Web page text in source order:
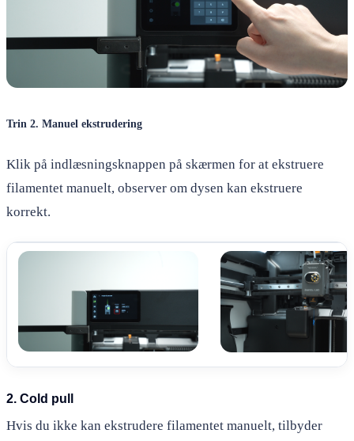
Trin 2. Manuel ekstrudering
Klik på indlæsningsknappen på skærmen for at ekstruere
filamentet manuelt, observer om dysen kan ekstruere
korrekt.
2. Cold pull
Hvis du ikke kan ekstrudere filamentet manuelt, tilbyder